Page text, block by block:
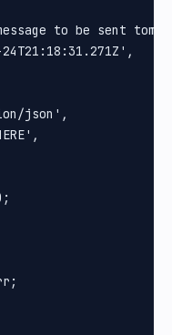
to be sent
json',